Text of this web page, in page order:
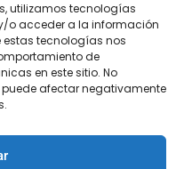
utilizamos tecnologías
o acceder a la información
estas tecnologías nos
de
en este sitio. No
puede afectar negativamente
adicional